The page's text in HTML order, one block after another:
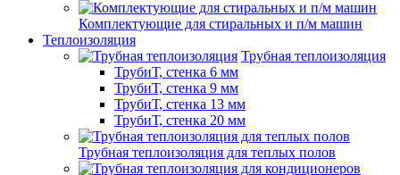
Комплектующие для стиральных и п/м машин
Теплоизоляция
Трубная теплоизоляция
ТрубиТ, стенка 6 мм
ТрубиТ, стенка 9 мм
ТрубиТ, стенка 13 мм
ТрубиТ, стенка 20 мм
Трубная теплоизоляция для теплых полов